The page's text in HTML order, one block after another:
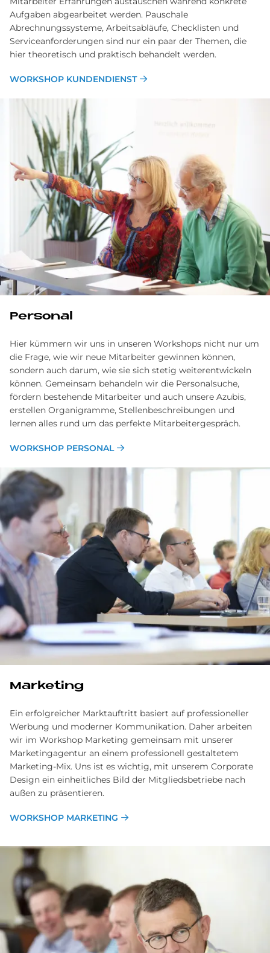
Aufgaben abgearbeitet werden. Pauschale
Abrechnungssysteme, Arbeitsabläufe, Checklisten und
Serviceanforderungen sind nur ein paar der Themen, die
hier theoretisch und praktisch behandelt werden.
WORKSHOP KUNDENDIENST
Personal
Hier kümmern wir uns in unseren Workshops nicht nur um
die Frage, wie wir neue Mitarbeiter gewinnen können,
sondern auch darum, wie sie sich stetig weiterentwickeln
können. Gemeinsam behandeln wir die Personalsuche,
fördern bestehende Mitarbeiter und auch unsere Azubis,
erstellen Organigramme, Stellenbeschreibungen und
lernen alles rund um das perfekte Mitarbeitergespräch.
WORKSHOP PERSONAL
Marketing
Ein erfolgreicher Marktauftritt basiert auf professioneller
Werbung und moderner Kommunikation. Daher arbeiten
wir im Workshop Marketing gemeinsam mit unserer
Marketingagentur an einem professionell gestaltetem
Marketing-Mix. Uns ist es wichtig, mit unserem Corporate
Design ein einheitliches Bild der Mitgliedsbetriebe nach
außen zu präsentieren.
WORKSHOP MARKETING